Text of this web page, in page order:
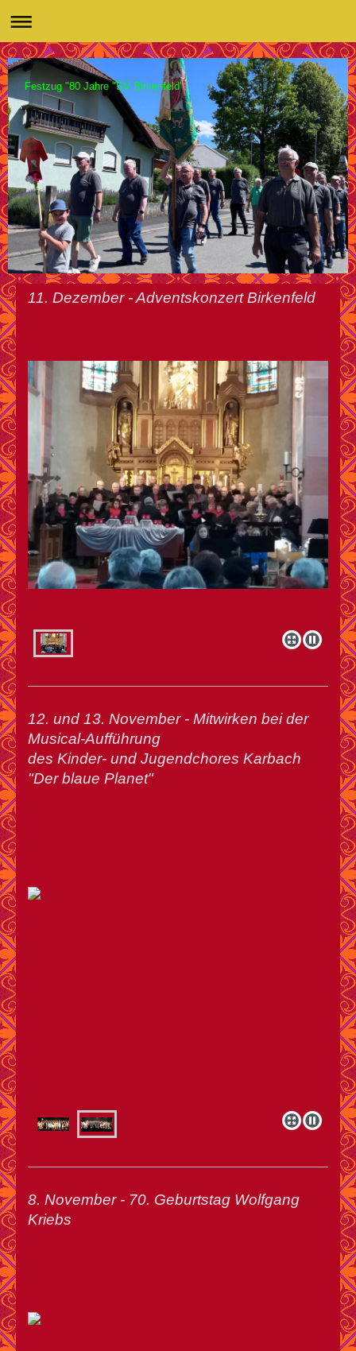
Festzug "80 Jahre "SV Birkenfeld"
11. Dezember - Adventskonzert Birkenfeld
12. und 13. November - Mitwirken bei der
Musical-Aufführung
des Kinder- und Jugendchores Karbach
"Der blaue Planet"
8. November - 70. Geburtstag Wolfgang
Kriebs